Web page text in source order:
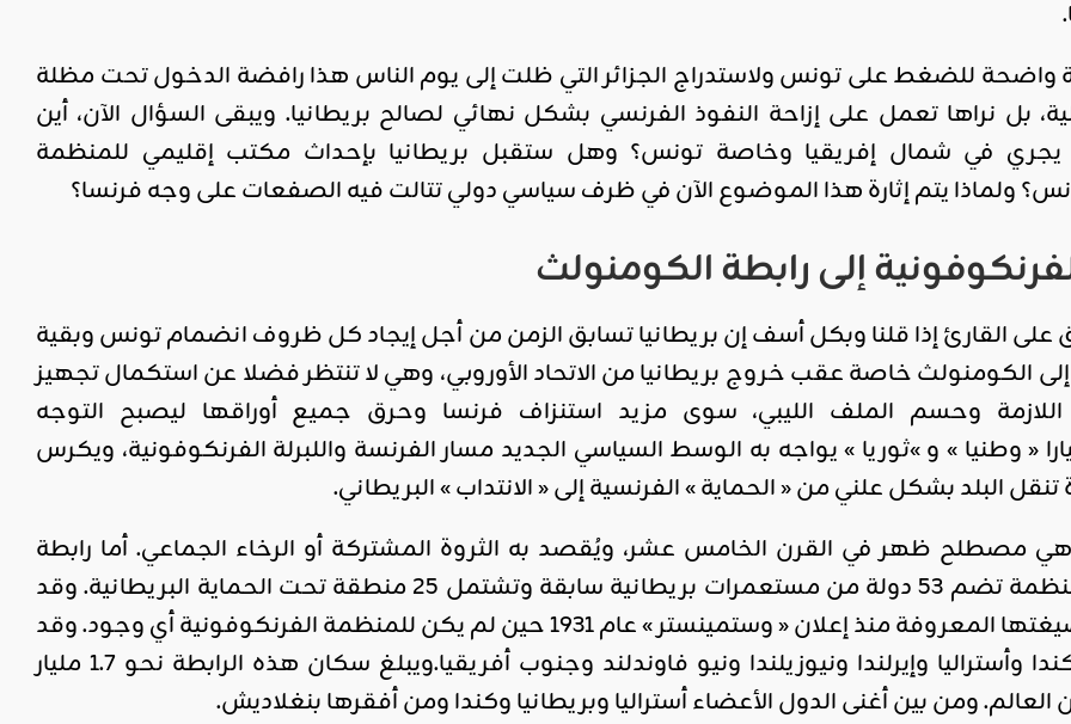
واضحة للضغط على تونس ولاستدراج الجزائر التي ظلت إلى يوم الناس هذا رافضة الدخول تحت مظلة
بل نراها تعمل على إزاحة النفوذ الفرنسي بشكل نهائي لصالح بريطانيا. ويبقى السؤال الآن، أين
يجري في شمال إفريقيا وخاصة تونس؟ وهل ستقبل بريطانيا بإحداث مكتب إقليمي للمنظمة
ولماذا يتم إثارة هذا الموضوع الآن في ظرف سياسي دولي تتالت فيه الصفعات على وجه فرنسا؟
إلى رابطة الكومنولث
على القارئ إذا قلنا وبكل أسف إن بريطانيا تسابق الزمن من أجل إيجاد كل ظروف انضمام تونس وبقية
إلى الكومنولث خاصة عقب خروج بريطانيا من الاتحاد الأوروبي، وهي لا تنتظر فضلا عن استكمال تجهيز
اللازمة وحسم الملف الليبي، سوى مزيد استنزاف فرنسا وحرق جميع أوراقها ليصبح التوجه
« وطنيا » و »ثوريا » يواجه به الوسط السياسي الجديد مسار الفرنسة واللبرلة الفرنكوفونية، ويكرس
البلد بشكل علني من « الحماية » الفرنسية إلى « الانتداب » البريطاني.
مصطلح ظهر في القرن الخامس عشر، ويُقصد به الثروة المشتركة أو الرخاء الجماعي. أما رابطة
الكومنولث، فهي منظمة تضم 53 دولة من مستعمرات بريطانية سابقة وتشتمل 25 منطقة تحت الحماية البريطانية. وقد
تبلورت الرابطة في صيغتها المعروفة منذ إعلان « وستمينستر » عام 1931 حين لم يكن للمنظمة الفرنكوفونية أي وجود. وقد
أسستها بريطانيا وكندا وأستراليا وإيرلندا ونيوزيلندا ونيو فاوندلند وجنوب أفريقيا.ويبلغ سكان هذه الرابطة نحو 1.7 مليار
ومن بين أغنى الدول الأعضاء أستراليا وبريطانيا وكندا ومن أفقرها بنغلاديش.
صدور
العدد 601
من جريدة
التحرير
2026
0
Read More